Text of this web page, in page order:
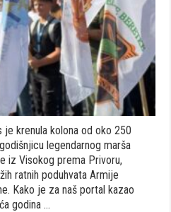
Tovarišta
kod
Fojnice:
33
godine
marša
305./705.
Slavne
brigade
u
krenula kolona od oko 250
legendarnog marša
iz Visokog prema Privoru,
ratnih poduhvata Armije
Kako je za naš portal kazao
godina …